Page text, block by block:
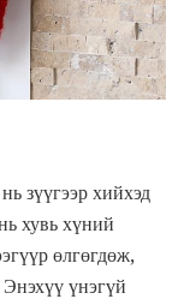
зүүгээр хийхэд
хувь хүний
өлгөгдөж,
Энэхүү үнэгүй